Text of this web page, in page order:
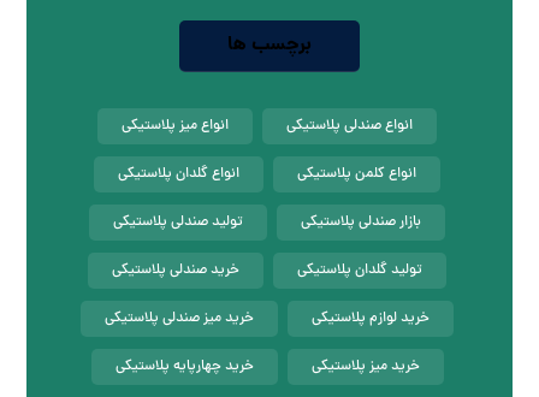
برچسب ها
انواع صندلی پلاستیکی انواع میز پلاستیکی
انواع کلمن پلاستیکی انواع گلدان پلاستیکی
بازار صندلی پلاستیکی تولید صندلی پلاستیکی
تولید گلدان پلاستیکی خرید صندلی پلاستیکی
خرید لوازم پلاستیکی خرید میز صندلی پلاستیکی
خرید میز پلاستیکی خرید چهارپایه پلاستیکی